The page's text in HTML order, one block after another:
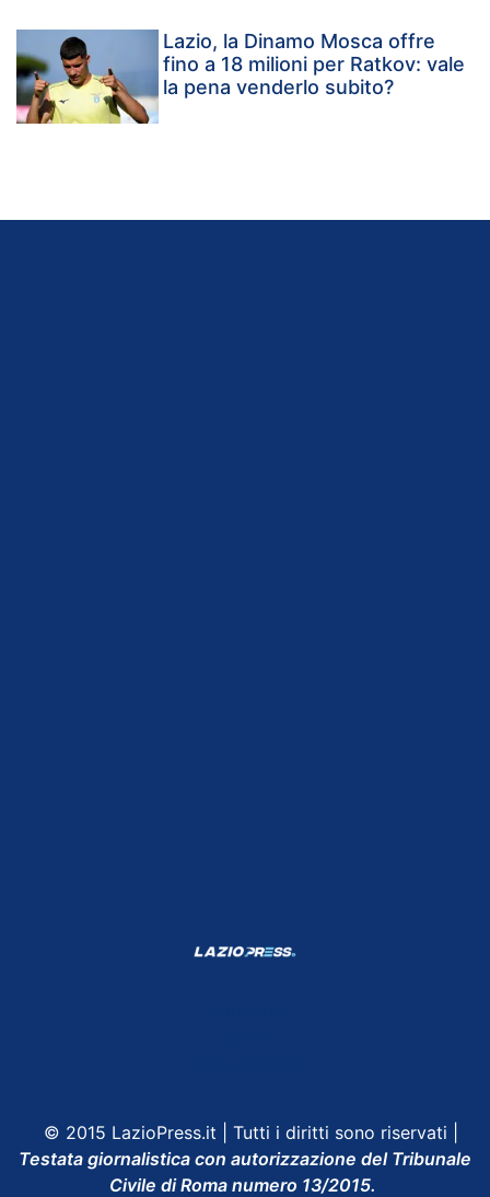
Lazio, la Dinamo Mosca offre
fino a 18 milioni per Ratkov: vale
la pena venderlo subito?
© 2015 LazioPress.it | Tutti i diritti sono riservati |
Testata giornalistica con autorizzazione del Tribunale
Civile di Roma numero 13/2015.